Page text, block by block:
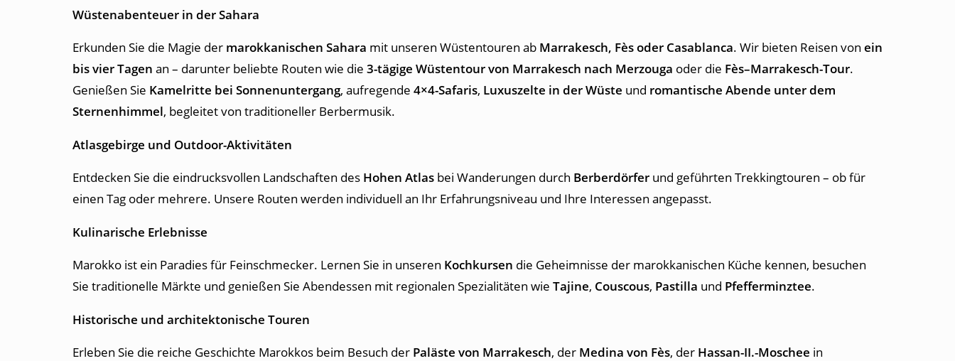
Wüstenabenteuer in der Sahara
Erkunden Sie die Magie der marokkanischen Sahara mit unseren Wüstentouren ab Marrakesch, Fès oder Casablanca. Wir bieten Reisen von ein
bis vier Tagen an – darunter beliebte Routen wie die 3-tägige Wüstentour von Marrakesch nach Merzouga oder die Fès–Marrakesch-Tour.
Genießen Sie Kamelritte bei Sonnenuntergang, aufregende 4×4-Safaris, Luxuszelte in der Wüste und romantische Abende unter dem
Sternenhimmel, begleitet von traditioneller Berbermusik.
Atlasgebirge und Outdoor-Aktivitäten
Entdecken Sie die eindrucksvollen Landschaften des Hohen Atlas bei Wanderungen durch Berberdörfer und geführten Trekkingtouren – ob für
einen Tag oder mehrere. Unsere Routen werden individuell an Ihr Erfahrungsniveau und Ihre Interessen angepasst.
Kulinarische Erlebnisse
Marokko ist ein Paradies für Feinschmecker. Lernen Sie in unseren Kochkursen die Geheimnisse der marokkanischen Küche kennen, besuchen
Sie traditionelle Märkte und genießen Sie Abendessen mit regionalen Spezialitäten wie Tajine, Couscous, Pastilla und Pfefferminztee.
Historische und architektonische Touren
Erleben Sie die reiche Geschichte Marokkos beim Besuch der Paläste von Marrakesch, der Medina von Fès, der Hassan-II.-Moschee in